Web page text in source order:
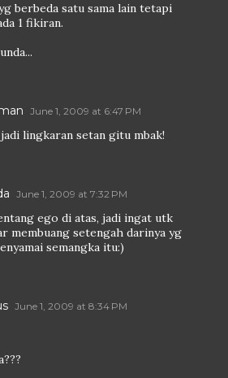
berbeda satu sama lain tetapi
1 fikiran.
June 1, 2009 at 6:47 PM
lingkaran setan gitu mbak!
June 1, 2009 at 7:32 PM
ego di atas, jadi ingat utk
membuang setengah darinya yg
semangka itu:)
June 1, 2009 at 8:34 PM